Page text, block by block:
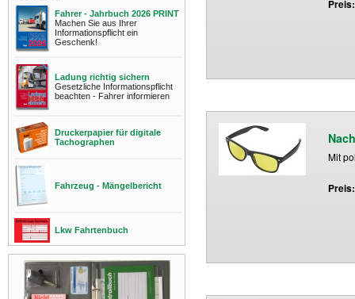
Fahrer - Jahrbuch 2026 PRINT
Machen Sie aus Ihrer
Informationspflicht ein
Geschenk!
Ladung richtig sichern
Gesetzliche Informationspflicht
beachten - Fahrer informieren
Druckerpapier für digitale
Tachographen
Fahrzeug - Mängelbericht
Lkw Fahrtenbuch
Mit